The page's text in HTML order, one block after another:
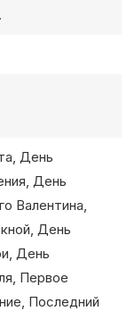
День
День
Валентина,
День
День
Первое
Последний